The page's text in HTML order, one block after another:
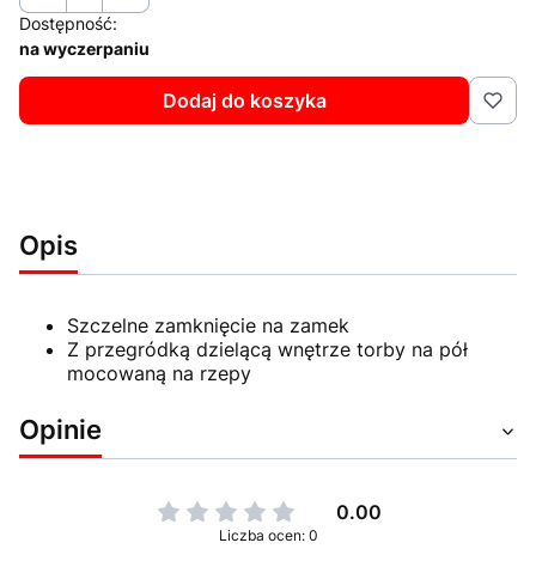
Dostępność:
na wyczerpaniu
Dodaj do koszyka
Opis
Szczelne zamknięcie na zamek
Z przegródką dzielącą wnętrze torby na pół
mocowaną na rzepy
Opinie
0.00
Liczba ocen: 0